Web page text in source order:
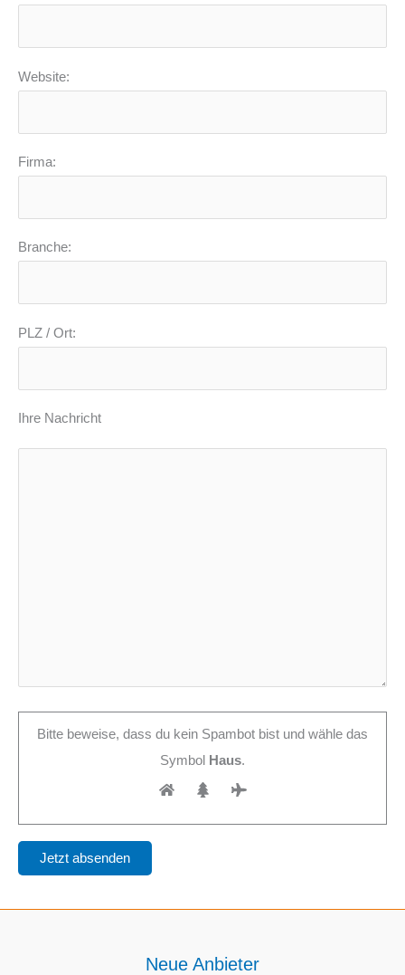
Website:
Firma:
Branche:
PLZ / Ort:
Ihre Nachricht
Bitte beweise, dass du kein Spambot bist und wähle das
Symbol
Haus.
Neue Anbieter